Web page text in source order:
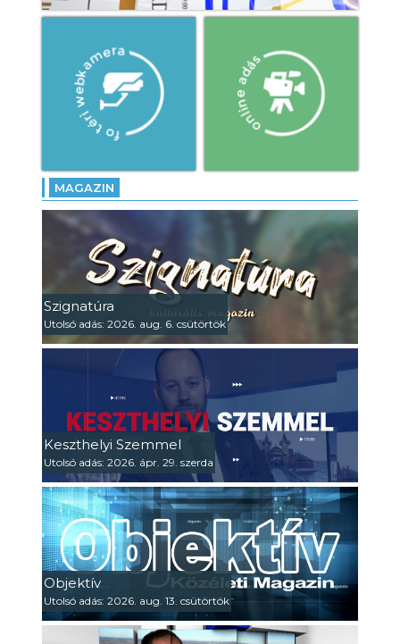
MAGAZIN
Szignatúra
Utolsó adás: 2026. aug. 6. csütörtök
Keszthelyi Szemmel
Utolsó adás: 2026. ápr. 29. szerda
Objektív
Utolsó adás: 2026. aug. 13. csütörtök